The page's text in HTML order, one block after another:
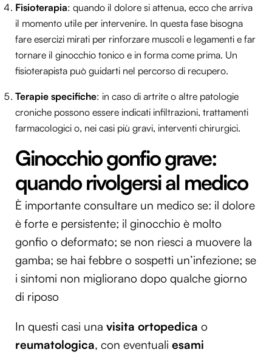
Fisioterapia: quando il dolore si attenua, ecco che arriva
il momento utile per intervenire. In questa fase bisogna
fare esercizi mirati per rinforzare muscoli e legamenti e far
tornare il ginocchio tonico e in forma come prima. Un
fisioterapista può guidarti nel percorso di recupero.
Terapie specifiche: in caso di artrite o altre patologie
croniche possono essere indicati infiltrazioni, trattamenti
farmacologici o, nei casi più gravi, interventi chirurgici.
Ginocchio gonfio grave:
quando rivolgersi al medico
È importante consultare un medico se: il dolore
è forte e persistente; il ginocchio è molto
gonfio o deformato; se non riesci a muovere la
gamba; se hai febbre o sospetti un’infezione; se
i sintomi non migliorano dopo qualche giorno
di riposo
In questi casi una visita ortopedica o
reumatologica, con eventuali esami